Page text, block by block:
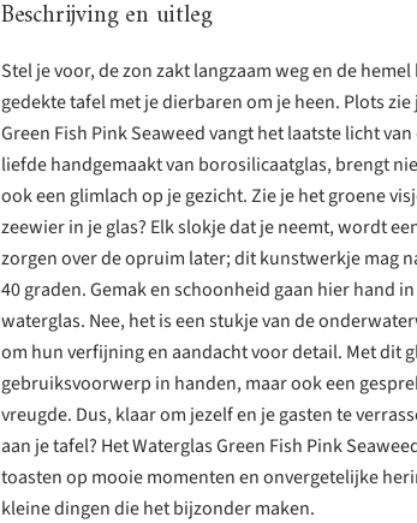
Beschrijving en uitleg
Stel je voor, de zon zakt langzaam weg en de
gedekte tafel met je dierbaren om je heen. Plots
Green Fish Pink Seaweed vangt het laatste licht
liefde handgemaakt van borosilicaatglas, brengt
ook een glimlach op je gezicht. Zie je het groene
zeewier in je glas? Elk slokje dat je neemt, wordt
zorgen over de opruim later; dit kunstwerkje mag
40 graden. Gemak en schoonheid gaan hier hand
waterglas. Nee, het is een stukje van de
om hun verfijning en aandacht voor detail. Met dit
gebruiksvoorwerp in handen, maar ook een
vreugde. Dus, klaar om jezelf en je gasten te
aan je tafel? Het Waterglas Green Fish Pink
toasten op mooie momenten en onvergetelijke
kleine dingen die het bijzonder maken.